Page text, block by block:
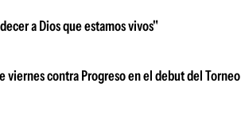
a Dios que estamos vivos"
contra Progreso en el debut del Torneo